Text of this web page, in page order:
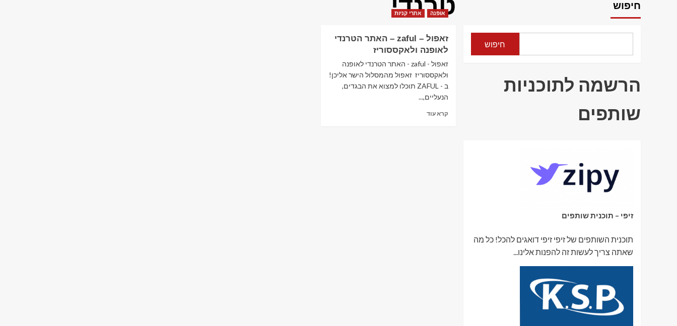
טרנדי
אופנה אתרי קניות
זאפול – zaful – האתר הטרנדי
לאופנה ולאקססוריז
זאפול - zaful - האתר הטרנדי לאופנה
ולאקססוריז זאפול מהמסלול הישר אליכן!
ב - ZAFUL תוכלו למצוא את הבגדים,
הנעליים,...
קרא עודRead
חיפוש
חיפוש
הרשמה לתוכניות
שותפים
זיפי – תוכנית שותפים
תוכנית השותפים של זיפי זיפי דואגים להכל! כל מה
שאתה צריך לעשות זה להפנות אלינו...